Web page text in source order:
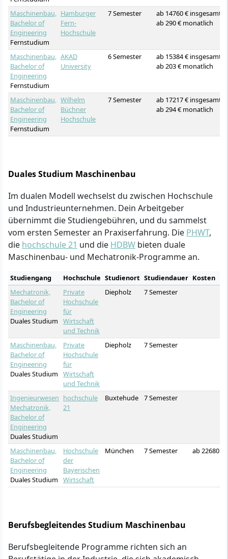
Maschinenbau,
Bachelor of
Engineering
Fernstudium
Hamburger
Fern-
Hochschule
7 Semester
ab 14760 € insgesamt
ab 290 € monatlich
Maschinenbau,
Bachelor of
Engineering
Fernstudium
AKAD
University
6 Semester
ab 15384 € insgesamt
ab 203 € monatlich
Maschinenbau,
Bachelor of
Engineering
Fernstudium
Wilhelm
Büchner
Hochschule
7 Semester
ab 17217 € insgesamt
ab 294 € monatlich
Duales Studium Maschinenbau
Im dualen Modell wechselst du zwischen Hochschule
und Industrieunternehmen. Dein Arbeitgeber
übernimmt die Studiengebühren, und du sammelst
vom ersten Semester an Praxiserfahrung. Die PHWT,
die hochschule 21 und die HDBW bieten duale
Maschinenbau- und Mechatronik-Programme an.
Studiengang Hochschule Studienort Studiendauer Kosten
Mechatronik,
Bachelor of
Engineering
Duales Studium
Private
Hochschule
für
Wirtschaft
und Technik
Diepholz 7 Semester
Maschinenbau,
Bachelor of
Engineering
Duales Studium
Private
Hochschule
für
Wirtschaft
und Technik
Diepholz 7 Semester
Ingenieurwesen
Mechatronik,
Bachelor of
Engineering
Duales Studium
hochschule
21
Buxtehude 7 Semester
Maschinenbau,
Bachelor of
Engineering
Duales Studium
Hochschule
der
Bayerischen
Wirtschaft
München 7 Semester ab 22680 €
Berufsbegleitendes Studium Maschinenbau
Berufsbegleitende Programme richten sich an